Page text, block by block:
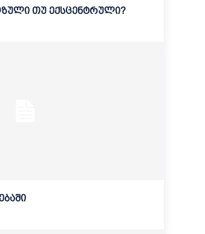
თუ ექსცენტრული?